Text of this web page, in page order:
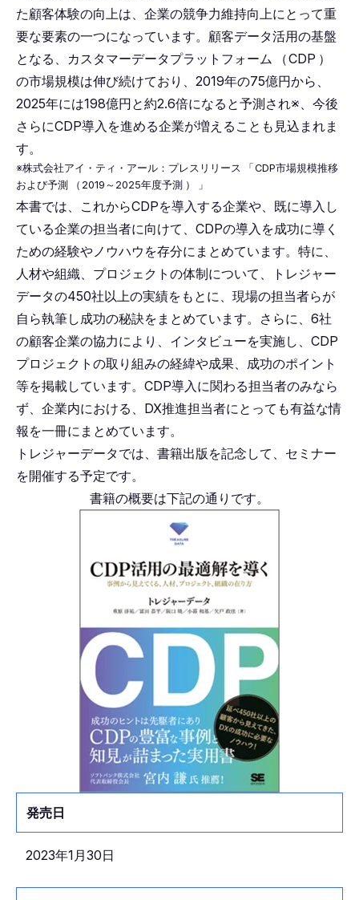
た顧客体験の向上は、企業の競争力維持向上にとって重
要な要素の一つになっています。顧客データ活用の基盤
となる、カスタマーデータプラットフォーム
（CDP ）
の市場規模は伸び続けており、2019年の75億円から、
2025年には198億円と約2.6倍になると予測され※、今後
さらにCDP導入を進める企業が増えることも見込まれま
す。
※株式会社アイ・ティ・アール：プレスリリース 「CDP市場規模推移
および予測
（ 2019～2025年度予測 ） 」
本書では、これからCDPを導入する企業や、既に導入し
ている企業の担当者に向けて、CDPの導入を成功に導く
ための経験やノウハウを存分にまとめています。特に、
人材や組織、プロジェクトの体制について、トレジャー
データの450社以上の実績をもとに、現場の担当者らが
自ら執筆し成功の秘訣をまとめています。さらに、6社
の顧客企業の協力により、インタビューを実施し、CDP
プロジェクトの取り組みの経緯や成果、成功のポイント
等を掲載しています。CDP導入に関わる担当者のみなら
ず、企業内における、DX推進担当者にとっても有益な情
報を一冊にまとめています。
トレジャーデータでは、書籍出版を記念して、セミナー
を開催する予定です。
書籍の概要は下記の通りです。
発売日
2023年1月30日